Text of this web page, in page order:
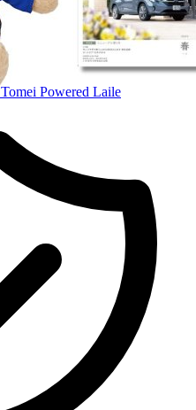
Tomei Powered Laile